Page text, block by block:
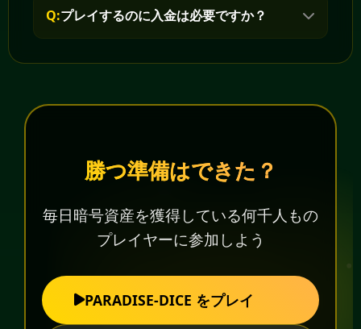
Q:プレイするのに入金は必要ですか？
勝つ準備はできた？
毎日暗号資産を獲得している何千人もの
プレイヤーに参加しよう
PARADISE-DICE をプレイ